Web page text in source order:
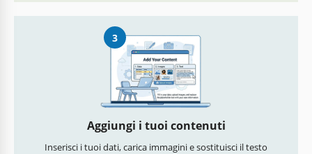
3
Aggiungi i tuoi contenuti
Inserisci i tuoi dati, carica immagini e sostituisci il testo